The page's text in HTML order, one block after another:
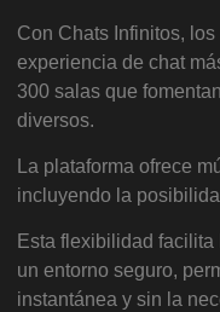
Con Chats Infinitos,
experiencia de chat
300 salas que
diversos.
La plataforma ofrece
incluyendo la
Esta flexibilidad
un entorno seguro,
instantánea y sin la